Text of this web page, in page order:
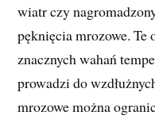
wiatr czy
pęknięcia mrozowe. Te
znacznych wahań
prowadzi do
mrozowe można